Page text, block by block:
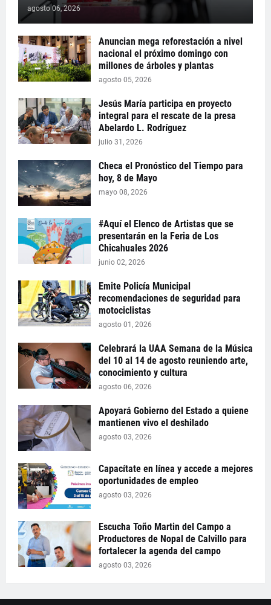
agosto 06, 2026
Anuncian mega reforestación a nivel
nacional el próximo domingo con
millones de árboles y plantas
agosto 05, 2026
Jesús María participa en proyecto
integral para el rescate de la presa
Abelardo L. Rodríguez
julio 31, 2026
Checa el Pronóstico del Tiempo para
hoy, 8 de Mayo
mayo 08, 2026
#Aquí el Elenco de Artistas que se
presentarán en la Feria de Los
Chicahuales 2026
junio 02, 2026
Emite Policía Municipal
recomendaciones de seguridad para
motociclistas
agosto 01, 2026
Celebrará la UAA Semana de la Música
del 10 al 14 de agosto reuniendo arte,
conocimiento y cultura
agosto 06, 2026
Apoyará Gobierno del Estado a quiene
mantienen vivo el deshilado
agosto 03, 2026
Capacítate en línea y accede a mejores
oportunidades de empleo
agosto 03, 2026
Escucha Toño Martin del Campo a
Productores de Nopal de Calvillo para
fortalecer la agenda del campo
agosto 03, 2026